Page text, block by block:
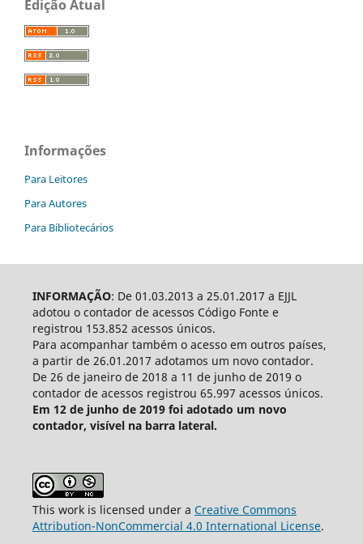
Edição Atual
Informações
Para Leitores
Para Autores
Para Bibliotecários
INFORMAÇÃO: De 01.03.2013 a 25.01.2017 a EJJL
adotou o contador de acessos Código Fonte e
registrou 153.852 acessos únicos.
Para acompanhar também o acesso em outros países,
a partir de 26.01.2017 adotamos um novo contador.
De 26 de janeiro de 2018 a 11 de junho de 2019 o
contador de acessos registrou 65.997 acessos únicos.
Em 12 de junho de 2019 foi adotado um novo
contador, visível na barra lateral.
This work is licensed under a Creative Commons
Attribution-NonCommercial 4.0 International License.